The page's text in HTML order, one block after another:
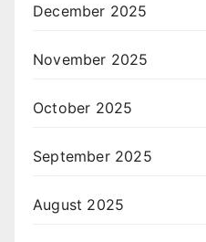
December 2025
November 2025
October 2025
September 2025
August 2025